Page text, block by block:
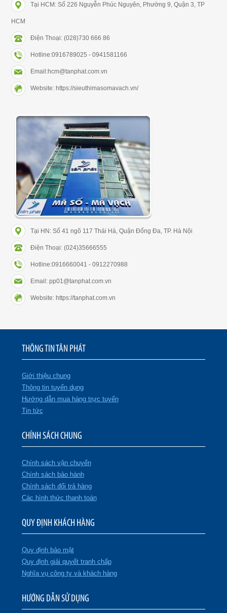
Tại HCM: Số 226 Nguyễn Phúc Nguyên, Phường 9, Quận 3, TP
HCM
Điện Thoại: (028)730 666 86
Hotline:0916789025 - 0941581166
Email:hcm@tanphat.com.vn
Website: https://sieuthimasomavach.vn/
Tại HN: Số 41 ngõ 117 Thái Hà, Quận Đống Đa, TP. Hà Nội
Điện Thoại: (024)35666555
Hotline:0916660041 - 0912270988
Email: pp01@tanphat.com.vn
Website: https://tanphat.com.vn
THÔNG TIN TÂN PHÁT
Giới thiệu chung
Thông tin tuyển dụng
Hướng dẫn mua hàng trực tuyến
Tin tức
CHÍNH SÁCH CHUNG
Chính sách vận chuyển
Chính sách bảo hành
Chính sách đổi trả hàng
Các hình thức thanh toán
QUY ĐỊNH KHÁCH HÀNG
Quy định bảo mật
Quy định giải quyết tranh chấp
Nghĩa vụ công ty và khách hàng
HƯỚNG DẪN SỬ DỤNG